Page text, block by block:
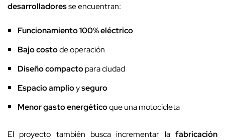
desarrolladoresse encuentran:
Funcionamiento 100% eléctrico
Bajo costode operación
Diseño compactopara ciudad
Espacio amplioyseguro
Menor gasto energéticoque una motocicleta
El proyecto también busca incrementar la fabricación